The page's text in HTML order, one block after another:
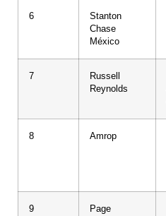
6
Stanton
Chase
México
7
Russell
Reynolds
8 Amrop
9
Page